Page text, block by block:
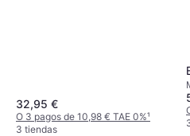
32,95 €
O 3 pagos de 10,98 € TAE 0%¹
3 tiendas